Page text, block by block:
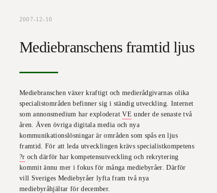
2007-12-10
Mediebranschens framtid ljus
Mediebranschen växer kraftigt och medierådgivarnas olika
specialistområden befinner sig i ständig utveckling. Internet
som annonsmedium har exploderatVE under de senaste två
åren. Även övriga digitala media och nya
kommunikationslösningar är områden som spås en ljus
framtid. För att leda utvecklingen krävs specialistkompetens
?r och därför har kompetensutveckling och rekrytering
kommit ännu mer i fokus för många mediebyråer. Därför
vill Sveriges Mediebyråer lyfta fram två nya
mediebyråhjältar för december.